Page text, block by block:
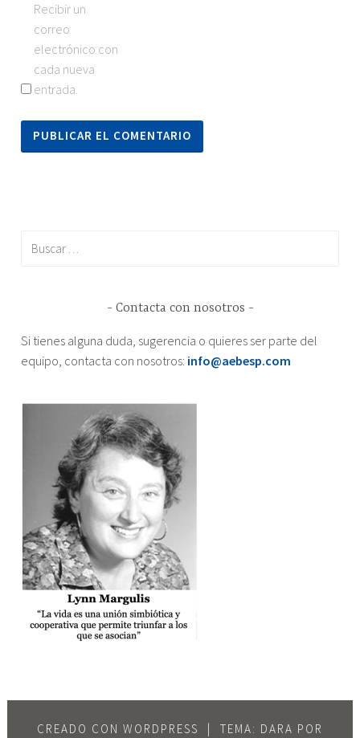
Recibir un
correo
electrónico con
cada nueva
entrada.
Contacta con nosotros
Si tienes alguna duda, sugerencia o quieres ser parte del
equipo, contacta con nosotros: info@aebesp.com
CREADO CON WORDPRESS | TEMA: DARA POR